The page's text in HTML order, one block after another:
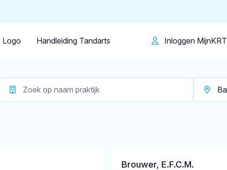
Logo Handleiding Tandarts Inloggen MijnKRT
Brouwer, E.F.C.M.